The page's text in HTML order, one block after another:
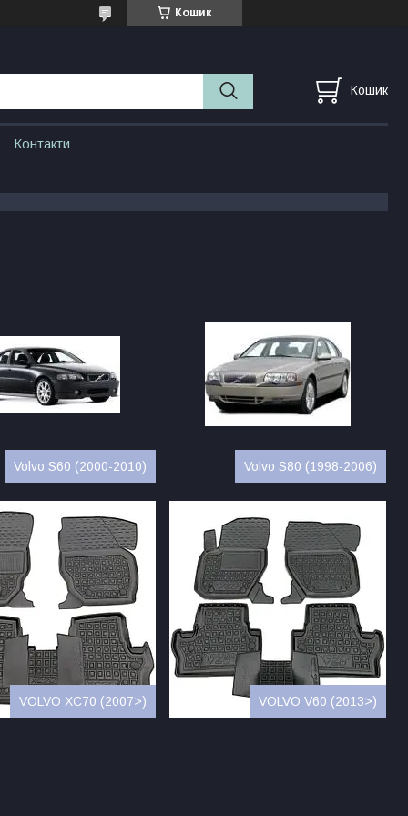
Кошик
Кошик
Контакти
Volvo S60 (2000-2010) Volvo S80 (1998-2006)
VOLVO XC70 (2007>) VOLVO V60 (2013>)